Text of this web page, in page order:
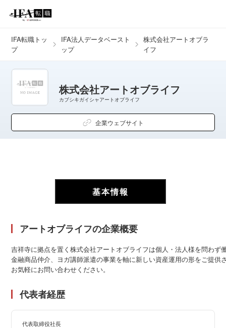
IFA転職トッ
プ
IFA法人データベースト
ップ
株式会社アートオブラ
イフ
株式会社アートオブライフ
カブシキガイシャアートオブライフ
企業ウェブサイト
基本情報
アートオブライフの企業概要
吉祥寺に拠点を置く株式会社アートオブライフは個人・法人様を問わ
金融商品仲介、ヨガ講師派遣の事業を軸に新しい資産運用の形をご提供
お気軽にお問い合わせください。
代表者経歴
代表取締役社長